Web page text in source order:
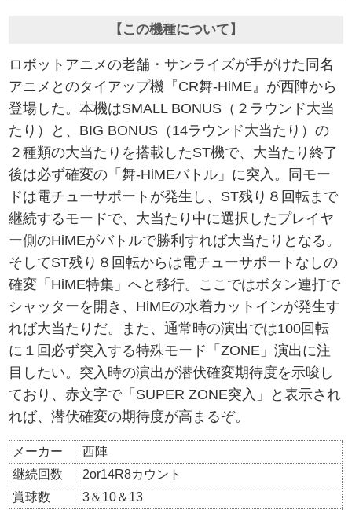
【この機種について】
ロボットアニメの老舗・サンライズが手がけた同名
アニメとのタイアップ機『CR舞-HiME』が西陣から
登場した。本機はSMALL BONUS（２ラウンド大当
たり）と、BIG BONUS（14ラウンド大当たり）の
２種類の大当たりを搭載したST機で、大当たり終了
後は必ず確変の「舞-HiMEバトル」に突入。同モー
ドは電チューサポートが発生し、ST残り８回転まで
継続するモードで、大当たり中に選択したプレイヤ
ー側のHiMEがバトルで勝利すれば大当たりとなる。
そしてST残り８回転からは電チューサポートなしの
確変「HiME特集」へと移行。ここではボタン連打で
シャッターを開き、HiMEの水着カットインが発生す
れば大当たりだ。また、通常時の演出では100回転
に１回必ず突入する特殊モード「ZONE」演出に注
目したい。突入時の演出が潜伏確変期待度を示唆し
ており、赤文字で「SUPER ZONE突入」と表示され
れば、潜伏確変の期待度が高まるぞ。
メーカー
西陣
継続回数
2or14R8カウント
賞球数
3＆10＆13